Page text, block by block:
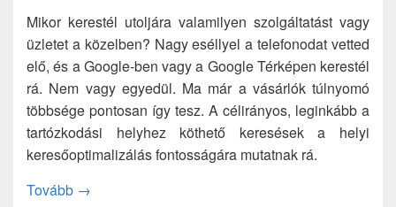
Mikor kerestél utoljára valamilyen szolgáltatást vagy
üzletet a közelben? Nagy eséllyel a telefonodat vetted
elő, és a Google-ben vagy a Google Térképen kerestél
rá. Nem vagy egyedül. Ma már a vásárlók túlnyomó
többsége pontosan így tesz. A célirányos, leginkább a
tartózkodási helyhez köthető keresések a helyi
keresőoptimalizálás fontosságára mutatnak rá.
Tovább Google Maps optimalizálás a helyi SEO-ért –
→